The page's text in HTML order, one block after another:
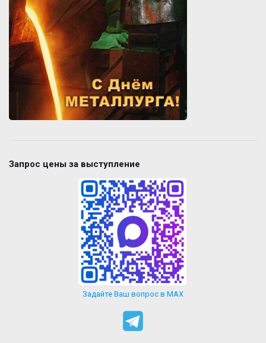
Запрос цены за выступление
Задайте Ваш вопрос в MAX